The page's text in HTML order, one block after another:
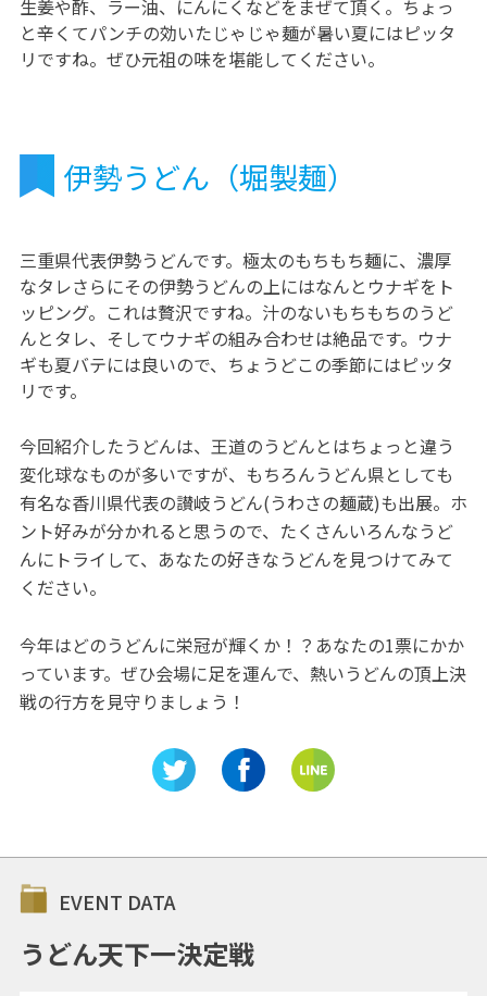
生姜や酢、ラー油、にんにくなどをまぜて頂く。ちょっ
と辛くてパンチの効いたじゃじゃ麺が暑い夏にはピッタ
リですね。ぜひ元祖の味を堪能してください。
伊勢うどん（堀製麺）
三重県代表伊勢うどんです。極太のもちもち麺に、濃厚
なタレさらにその伊勢うどんの上にはなんとウナギをト
ッピング。これは贅沢ですね。汁のないもちもちのうど
んとタレ、そしてウナギの組み合わせは絶品です。ウナ
ギも夏バテには良いので、ちょうどこの季節にはピッタ
リです。
今回紹介したうどんは、王道のうどんとはちょっと違う
変化球なものが多いですが、もちろんうどん県としても
有名な香川県代表の讃岐うどん(うわさの麺蔵)も出展。ホ
ント好みが分かれると思うので、たくさんいろんなうど
んにトライして、あなたの好きなうどんを見つけてみて
ください。
今年はどのうどんに栄冠が輝くか！？あなたの1票にかか
っています。ぜひ会場に足を運んで、熱いうどんの頂上決
戦の行方を見守りましょう！
EVENT DATA
うどん天下一決定戦